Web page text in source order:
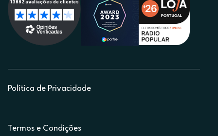
Política de Privacidade
Termos e Condições